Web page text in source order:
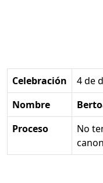
Celebración 4 de
Nombre
Proceso
No